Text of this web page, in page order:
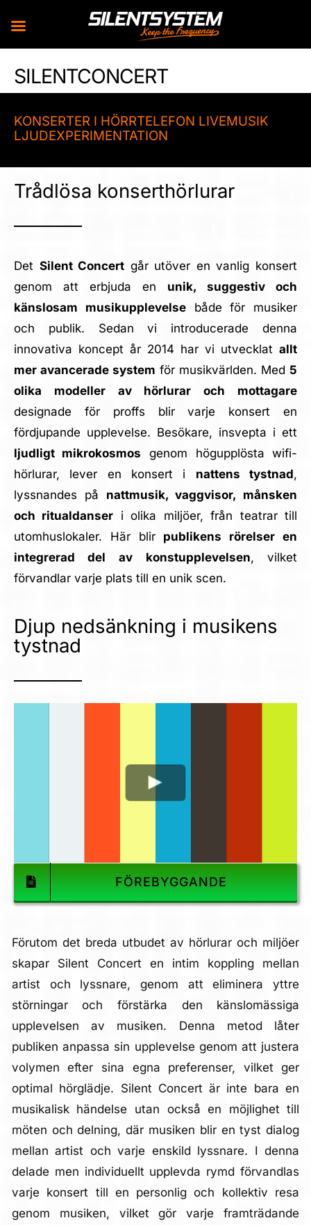
SILENTCONCERT
KONSERTER I HÖRRTELEFON LIVEMUSIK
LJUDEXPERIMENTATION
Trådlösa konserthörlurar
Det Silent Concert går utöver en vanlig konsert
genom att erbjuda en unik, suggestiv och
känslosam musikupplevelsebåde för musiker
och publik. Sedan vi introducerade denna
innovativa koncept år 2014 har vi utvecklatallt
mer avancerade system för musikvärlden. Med 5
olika modeller av hörlurar och mottagare
designade för proffs blir varje konsert en
fördjupande upplevelse. Besökare, insvepta i ett
ljudligt mikrokosmos genom högupplösta wifi-
hörlurar, lever en konsert i nattens tystnad,
lyssnandes på nattmusik, vaggvisor, månsken
och ritualdanser i olika miljöer, från teatrar till
utomhuslokaler. Här blir publikens rörelser en
integrerad del av konstupplevelsen, vilket
förvandlar varje plats till en unik scen.
Djup nedsänkning i musikens
tystnad
Förutom det breda utbudet av hörlurar och miljöer
skapar Silent Concert en intim koppling mellan
artist och lyssnare, genom att eliminera yttre
störningar och förstärka den känslomässiga
upplevelsen av musiken. Denna metod låter
publiken anpassa sin upplevelse genom att justera
volymen efter sina egna preferenser, vilket ger
optimal hörglädje. Silent Concert är inte bara en
musikalisk händelse utan också en möjlighet till
möten och delning, där musiken blir en tyst dialog
mellan artist och varje enskild lyssnare. I denna
delade men individuellt upplevda rymd förvandlas
varje konsert till en personlig och kollektiv resa
genom musiken, vilket gör varje framträdande
FÖREBYGGANDE